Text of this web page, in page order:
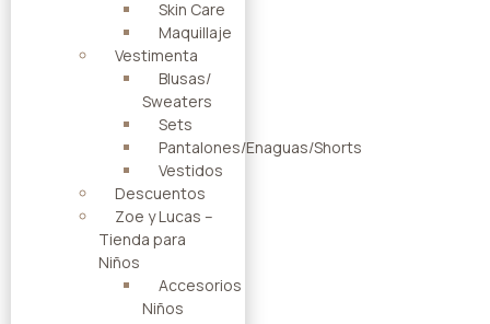
Skin Care
Maquillaje
Vestimenta
Blusas/
Sweaters
Sets
Pantalones/Enaguas/Shorts
Vestidos
Descuentos
Zoe y Lucas –
Tienda para
Niños
Accesorios
Niños